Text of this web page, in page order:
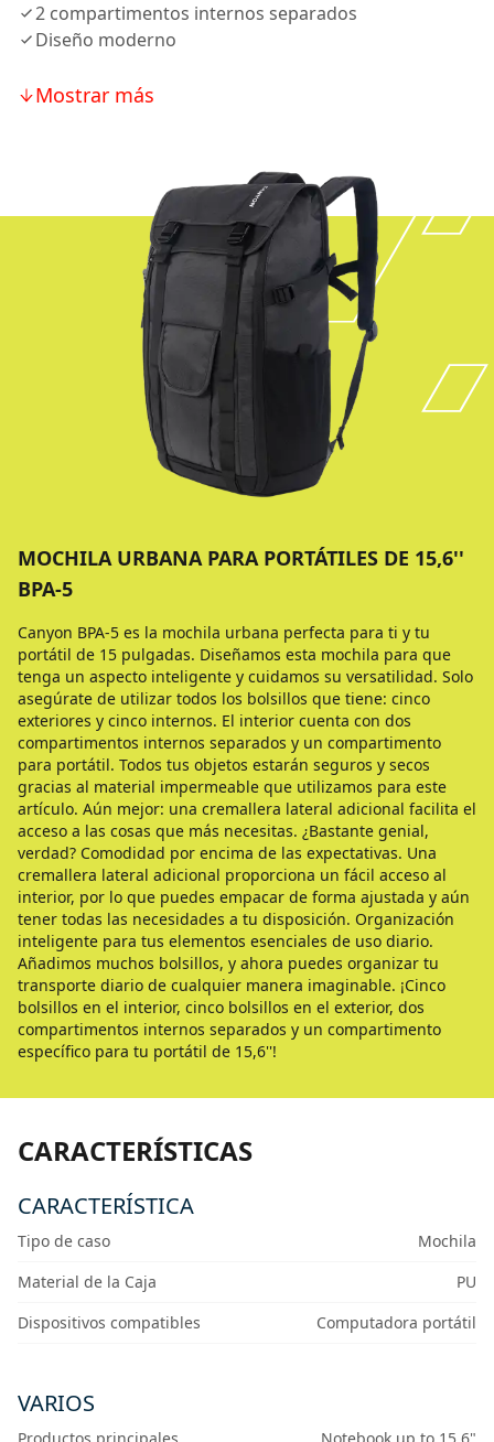
2 compartimentos internos separados
Diseño moderno
Mostrar más
MOCHILA URBANA PARA PORTÁTILES DE 15,6''
BPA-5
Canyon BPA-5 es la mochila urbana perfecta para ti y tu
portátil de 15 pulgadas. Diseñamos esta mochila para que
tenga un aspecto inteligente y cuidamos su versatilidad. Solo
asegúrate de utilizar todos los bolsillos que tiene: cinco
exteriores y cinco internos. El interior cuenta con dos
compartimentos internos separados y un compartimento
para portátil. Todos tus objetos estarán seguros y secos
gracias al material impermeable que utilizamos para este
artículo. Aún mejor: una cremallera lateral adicional facilita el
acceso a las cosas que más necesitas. ¿Bastante genial,
verdad? Comodidad por encima de las expectativas. Una
cremallera lateral adicional proporciona un fácil acceso al
interior, por lo que puedes empacar de forma ajustada y aún
tener todas las necesidades a tu disposición. Organización
inteligente para tus elementos esenciales de uso diario.
Añadimos muchos bolsillos, y ahora puedes organizar tu
transporte diario de cualquier manera imaginable. ¡Cinco
bolsillos en el interior, cinco bolsillos en el exterior, dos
compartimentos internos separados y un compartimento
específico para tu portátil de 15,6''!
CARACTERÍSTICAS
CARACTERÍSTICA
Tipo de caso
Mochila
Material de la Caja
PU
Dispositivos compatibles
Computadora portátil
VARIOS